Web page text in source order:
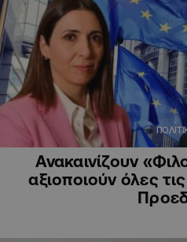
Ανακαινίζουν
αξιοποιούν όλες